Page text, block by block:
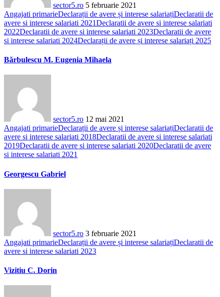
sector5.ro 5 februarie 2021
Angajati primarieDeclarații de avere și interese salariațiDeclaratii de
avere si interese salariati 2021Declaratii de avere si interese salariati
2022Declaratii de avere si interese salariati 2023Declaratii de avere
si interese salariati 2024Declarații de avere și interese salariați 2025
Bărbulescu M. Eugenia Mihaela
sector5.ro 12 mai 2021
Angajati primarieDeclarații de avere și interese salariațiDeclaratii de
avere si interese salariati 2018Declaratii de avere si interese salariati
2019Declaratii de avere si interese salariati 2020Declaratii de avere
si interese salariati 2021
Georgescu Gabriel
sector5.ro 3 februarie 2021
Angajati primarieDeclarații de avere și interese salariațiDeclaratii de
avere si interese salariati 2023
Vizitiu C. Dorin